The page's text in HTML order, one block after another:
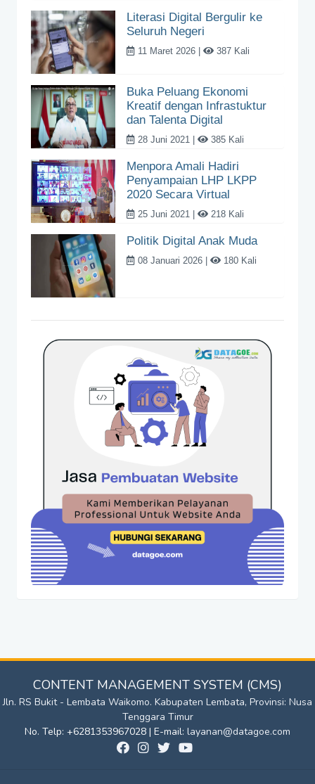
Literasi Digital Bergulir ke
Seluruh Negeri
11 Maret 2026 | 387 Kali
Buka Peluang Ekonomi
Kreatif dengan Infrastuktur
dan Talenta Digital
28 Juni 2021 | 385 Kali
Menpora Amali Hadiri
Penyampaian LHP LKPP
2020 Secara Virtual
25 Juni 2021 | 218 Kali
Politik Digital Anak Muda
08 Januari 2026 | 180 Kali
CONTENT MANAGEMENT SYSTEM (CMS)
Jln. RS Bukit - Lembata Waikomo. Kabupaten Lembata, Provinsi: Nusa
Tenggara Timur
No. Telp: +6281353967028 | E-mail: layanan@datagoe.com